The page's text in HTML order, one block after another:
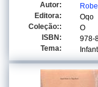
Autor:
Editora:
Oqo
Coleção::
O
ISBN:
978-
Tema: